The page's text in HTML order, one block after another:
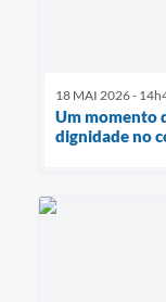
18 MAI 2026 -
Um momento
dignidade no